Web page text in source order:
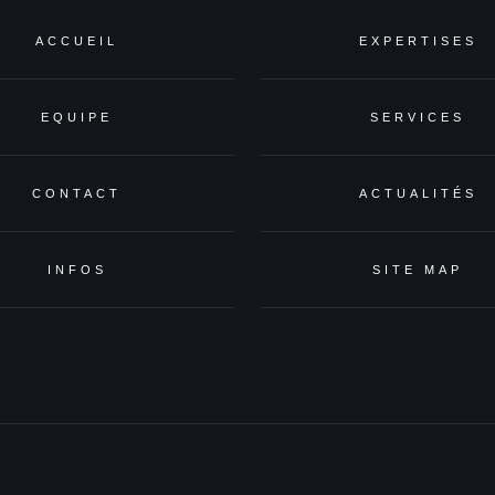
ACCUEIL
EQUIPE
CONTACT
INFOS
EXPERTISES
SERVICES
ACTUALITÉS
SITE MAP